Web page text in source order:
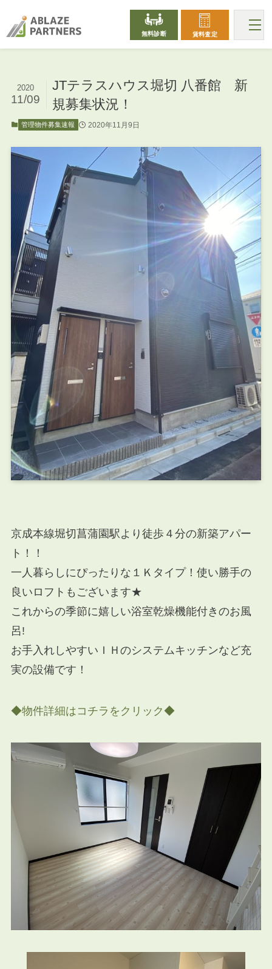
無料診断 賃料査定
JTテラスハウス堀切 八番館 新
規募集状況！
2020
11/09
管理物件募集速報 2020年11月9日
京成本線堀切菖蒲園駅より徒歩４分の新築アパー
ト！！
一人暮らしにぴったりな１Ｋタイプ！使い勝手の
良いロフトもございます★
これからの季節に嬉しい浴室乾燥機能付きのお風
呂!
お手入れしやすいＩＨのシステムキッチンなど充
実の設備です！
◆物件詳細はコチラをクリック◆